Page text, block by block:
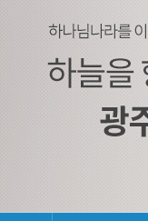
찾아오시는 길